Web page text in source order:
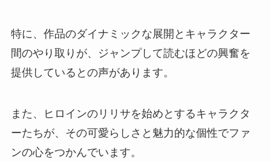
特に、作品のダイナミックな展開とキャラクター
間のやり取りが、ジャンプして読むほどの興奮を
提供しているとの声があります。
また、ヒロインのリリサを始めとするキャラクタ
ーたちが、その可愛らしさと魅力的な個性でファ
ンの心をつかんでいます。